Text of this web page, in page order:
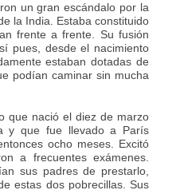
un gran escándalo por la
la India. Estaba constituido
frente a frente. Su fusión
pues, desde el nacimiento
estaban dotadas de
podían caminar sin mucha
que nació el diez de marzo
y que fue llevado a París
ocho meses. Excitó
a frecuentes exámenes.
sus padres de prestarlo,
estas dos pobrecillas. Sus